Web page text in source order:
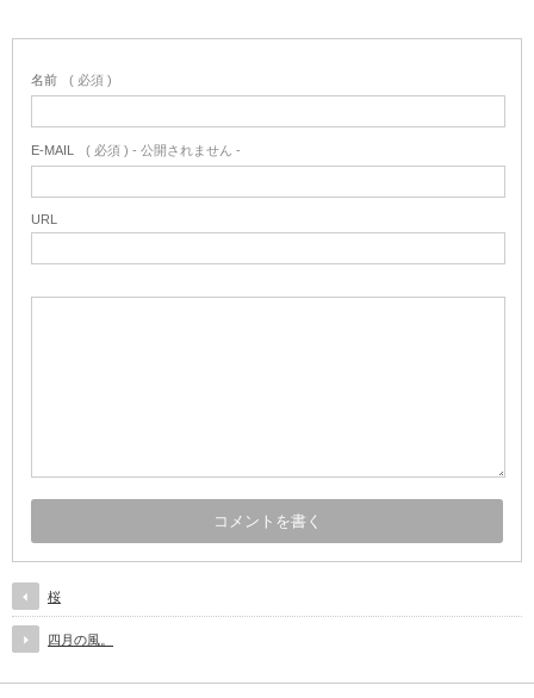
名前 ( 必須 )
E-MAIL ( 必須 ) - 公開されません -
URL
桜
四月の風。